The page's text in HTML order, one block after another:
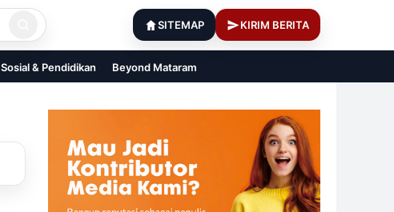
SITEMAP KIRIM BERITA
Sosial & Pendidikan Beyond Mataram